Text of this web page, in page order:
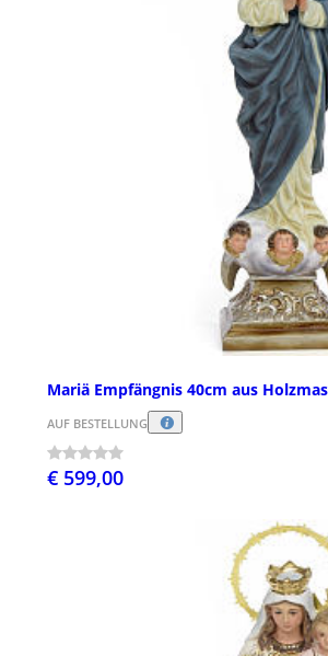
Mariä Empfängnis 40cm aus
AUF BESTELLUNG
€ 599,00